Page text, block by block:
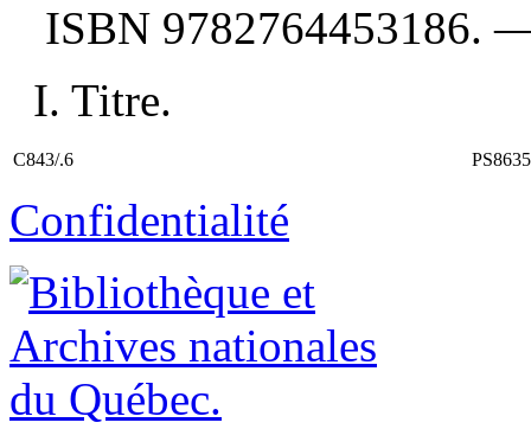
ISBN 9782764453186.
I. Titre.
C843/.6
Confidentialité